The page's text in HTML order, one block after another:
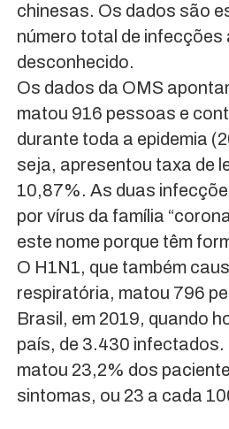
chinesas. Os dados são
número total de infecções
desconhecido.
Os dados da OMS
matou 916 pessoas e
durante toda a epidemia
seja, apresentou taxa de
10,87%. As duas
por vírus da família
este nome porque têm
O H1N1, que também
respiratória, matou 796
Brasil, em 2019, quando
país, de 3.430 infectados.
matou 23,2% dos
sintomas, ou 23 a cada